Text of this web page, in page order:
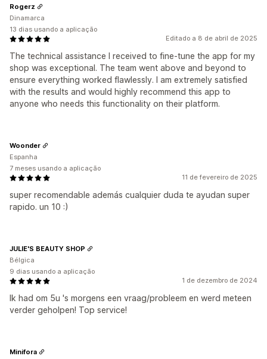
Editado a 8 de abril de 2025
The technical assistance I received to fine-tune the app for my
shop was exceptional. The team went above and beyond to
ensure everything worked flawlessly. I am extremely satisfied
with the results and would highly recommend this app to
anyone who needs this functionality on their platform.
Rogerz
Dinamarca
13 dias usando a aplicação
11 de fevereiro de 2025
super recomendable además cualquier duda te ayudan super
rapido. un 10 :)
Woonder
Espanha
7 meses usando a aplicação
1 de dezembro de 2024
Ik had om 5u 's morgens een vraag/probleem en werd meteen
verder geholpen! Top service!
JULIE'S BEAUTY SHOP
Bélgica
9 dias usando a aplicação
Minifora